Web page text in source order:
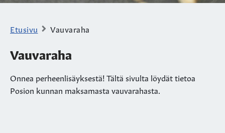
Etusivu Vauvaraha
Vauvaraha
Onnea perheenlisäyksestä! Tältä sivulta löydät tietoa
Posion kunnan maksamasta vauvarahasta.